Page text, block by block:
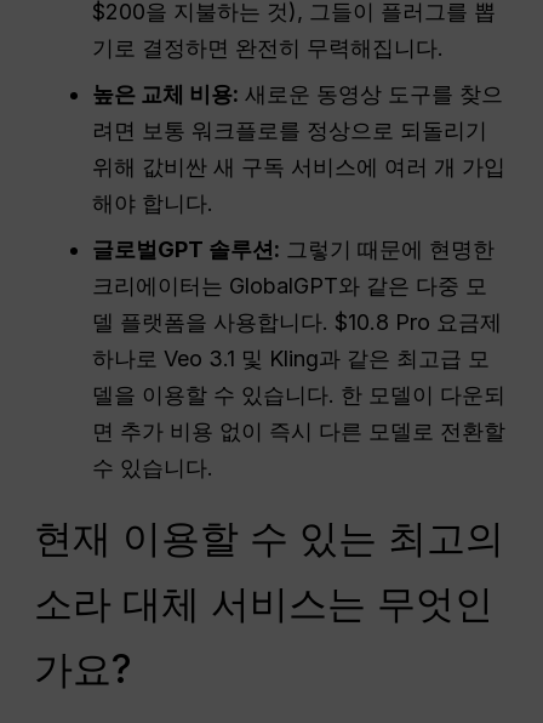
$200을 지불하는 것), 그들이 플러그를 뽑
기로 결정하면 완전히 무력해집니다.
높은 교체 비용: 새로운 동영상 도구를 찾으
려면 보통 워크플로를 정상으로 되돌리기
위해 값비싼 새 구독 서비스에 여러 개 가입
해야 합니다.
글로벌GPT 솔루션: 그렇기 때문에 현명한
크리에이터는 GlobalGPT와 같은 다중 모
델 플랫폼을 사용합니다. $10.8 Pro 요금제
하나로 Veo 3.1 및 Kling과 같은 최고급 모
델을 이용할 수 있습니다. 한 모델이 다운되
면 추가 비용 없이 즉시 다른 모델로 전환할
수 있습니다.
현재 이용할 수 있는 최고의
소라 대체 서비스는 무엇인
가요?